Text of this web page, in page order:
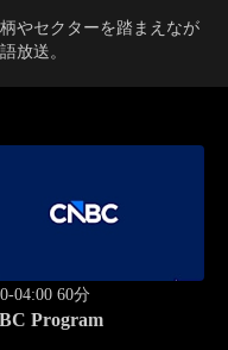
やセクターを踏まえなが
放送。
04:00 60分
Program